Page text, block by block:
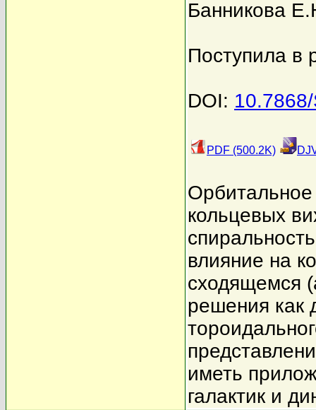
Банникова
Поступила в
DOI:
PDF (500.2K)
кольцевых
влияние на
сходящемся
решения как
иметь
галактик и